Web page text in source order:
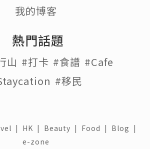
我的博客
熱門話題
山 #打卡 #食譜 #Cafe
#移民
| HK | Beauty | Food | Blog |
e-zone